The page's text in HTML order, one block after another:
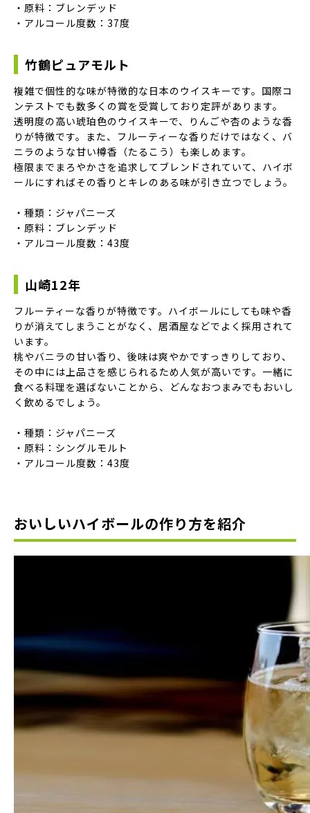
・原料：ブレンデッド
・アルコール度数：37度
竹鶴ピュアモルト
複雑で個性的な味が特徴的な日本のウイスキーです。国際コ
ンテストでも数多くの賞を受賞しており定評があります。
透明度の高い琥珀色のウイスキーで、りんごや杏のような香
りが特徴です。また、フルーティーな香りだけではなく、バ
ニラのような甘い樽香（たるこう）も楽しめます。
極限までまろやかさを追求してブレンドされていて、ハイボ
ールにすればその香りとキレのある味が引き立つでしょう。
・種類：ジャパニーズ
・原料：ブレンデッド
・アルコール度数：43度
山崎12年
フルーティーな香りが特徴です。ハイボールにしても味や香
りが消えてしまうことがなく、居酒屋などでよく採用されて
います。
桃やバニラの甘い香り、後味は爽やかですっきりしており、
その中には上品さを感じられるため人気が高いです。一緒に
食べる料理を選ばないことから、どんなおつまみでもおいし
く飲めるでしょう。
・種類：ジャパニーズ
・原料：シングルモルト
・アルコール度数：43度
おいしいハイボールの作り方を紹介